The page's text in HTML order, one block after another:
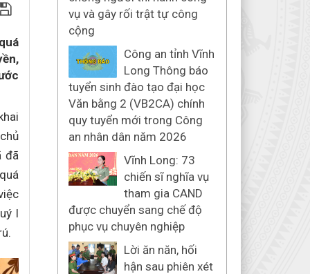
đã
I
vụ và gây rối trật tự công
cộng
Công an tỉnh Vĩnh
Long Thông báo
tuyển sinh đào tạo đại học
Văn bằng 2 (VB2CA) chính
quy tuyển mới trong Công
an nhân dân năm 2026
Vĩnh Long: 73
chiến sĩ nghĩa vụ
tham gia CAND
được chuyển sang chế độ
phục vụ chuyên nghiệp
Lời ăn năn, hối
hận sau phiên xét